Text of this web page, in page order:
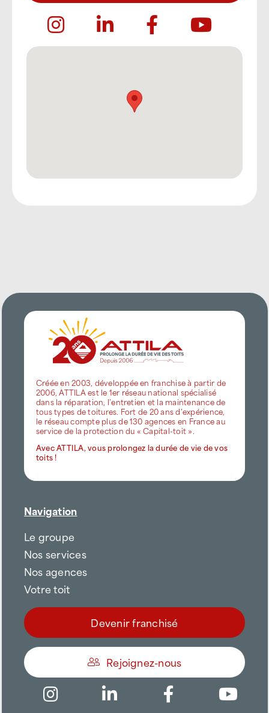
Créée en 2003, développée en franchise à partir de
2006, ATTILA est le 1er réseau national spécialisé
dans la réparation, l’entretien et la maintenance de
tous types de toitures. Fort de 20 ans d’expérience,
le réseau compte plus de 130 agences en France au
service de la protection du « Capital-toit ».
Avec ATTILA, vous prolongez la durée de vie de vos
toits !
Navigation
Le groupe
Nos services
Nos agences
Votre toit
Devenir franchisé
Rejoignez-nous